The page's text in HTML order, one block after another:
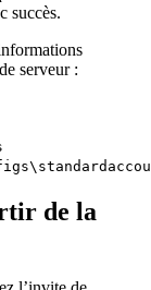
succès.
serveur :
de la